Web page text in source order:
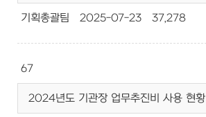
기획총괄팀 2025-07-23 37,278
67
2024년도 기관장 업무추진비 사용 현황